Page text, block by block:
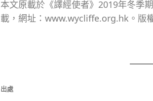
本文原載於《譯經使者》2019年冬季
載，網址：www.wycliffe.org.hk。版
出處